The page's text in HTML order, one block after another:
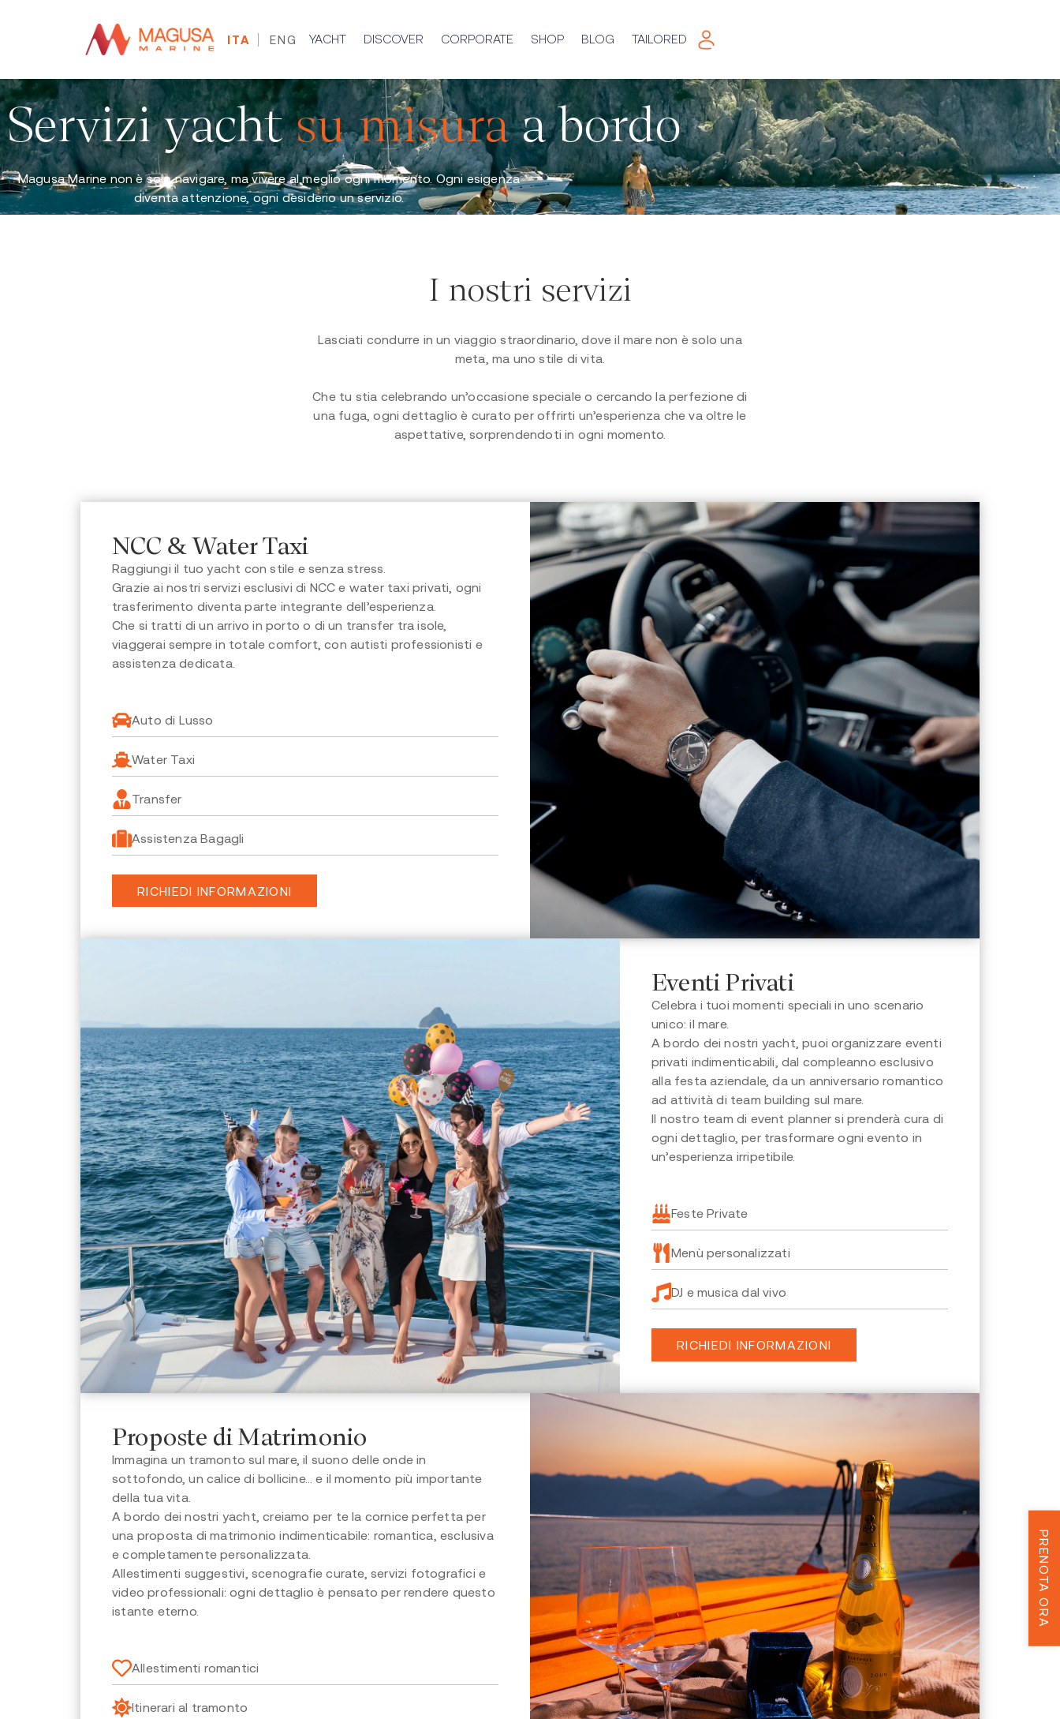
PRENOTA ORA
ITA ENG YACHT DISCOVER CORPORATE SHOP BLOG TAILORED
Servizi yachtsu misuraa bordo
Magusa Marine non è solo navigare, ma vivere al meglio ogni momento. Ogni esigenza
diventa attenzione, ogni desiderio un servizio.
I nostri servizi
Lasciati condurre in un viaggio straordinario, dove il mare non è solo una
meta, ma uno stile di vita.
Che tu stia celebrando un’occasione speciale o cercando la perfezione di
una fuga, ogni dettaglio è curato per offrirti un’esperienza che va oltre le
aspettative, sorprendendoti in ogni momento.
NCC & Water Taxi
Raggiungi il tuo yacht con stile e senza stress.
Grazie ai nostri servizi esclusivi di NCC e water taxi privati, ogni
trasferimento diventa parte integrante dell’esperienza.
Che si tratti di un arrivo in porto o di un transfer tra isole,
viaggerai sempre in totale comfort, con autisti professionisti e
assistenza dedicata.
Auto di Lusso
Water Taxi
Transfer
Assistenza Bagagli
RICHIEDI INFORMAZIONI
Eventi Privati
Celebra i tuoi momenti speciali in uno scenario
unico: il mare.
A bordo dei nostri yacht, puoi organizzare eventi
privati indimenticabili, dal compleanno esclusivo
alla festa aziendale, da un anniversario romantico
ad attività di team building sul mare.
Il nostro team di event planner si prenderà cura di
ogni dettaglio, per trasformare ogni evento in
un’esperienza irripetibile.
Feste Private
Menù personalizzati
DJ e musica dal vivo
RICHIEDI INFORMAZIONI
Proposte di Matrimonio​
Immagina un tramonto sul mare, il suono delle onde in
sottofondo, un calice di bollicine… e il momento più importante
della tua vita.
A bordo dei nostri yacht, creiamo per te la cornice perfetta per
una proposta di matrimonio indimenticabile: romantica, esclusiva
e completamente personalizzata.
Allestimenti suggestivi, scenografie curate, servizi fotografici e
video professionali: ogni dettaglio è pensato per rendere questo
istante eterno.
Allestimenti romantici
Itinerari al tramonto